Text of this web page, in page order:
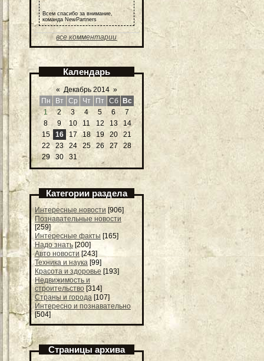
Всем спасибо за внимание,
команда NewPartners
все комментарии
Календарь
« Декабрь 2014 »
Пн
Вт Ср Чт Пт Сб
Вс
1
2 3 4 5 6
7
8
9 10 11 12 13
14
15
16 17 18 19 20
21
22
23 24 25 26 27
28
29
30 31
Категории раздела
Интересные новости [906]
Познавательные новости
[259]
Интересные факты [165]
Надо знать [200]
Авто новости [243]
Техника и наука [99]
Красота и здоровье [193]
Недвижимость и
строительство [314]
Страны и города [107]
Интересно и познавательно
[504]
Страницы архива